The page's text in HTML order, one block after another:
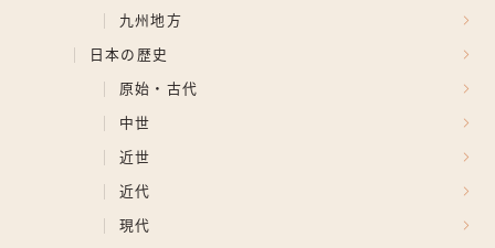
九州地方
日本の歴史
原始・古代
中世
近世
近代
現代